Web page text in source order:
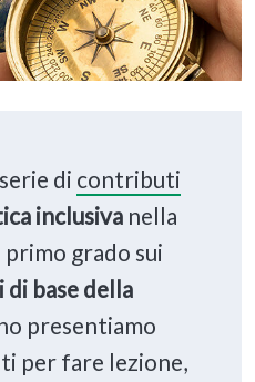
di contributi
inclusiva nella
primo grado sui
base della
presentiamo
per fare lezione,